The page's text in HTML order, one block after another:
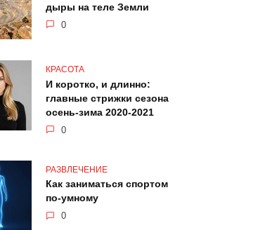
дыры на теле Земли
0
КРАСОТА
И коротко, и длинно:
главные стрижки сезона
осень-зима 2020-2021
0
РАЗВЛЕЧЕНИЕ
Как заниматься спортом
по-умному
0